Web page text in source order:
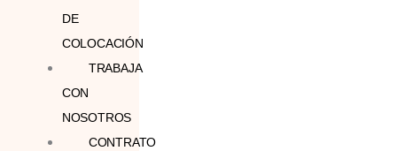
DE
COLOCACIÓN
TRABAJA
CON
NOSOTROS
CONTRATO